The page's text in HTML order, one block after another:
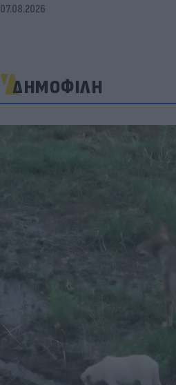
07.08.2026
ΔΗΜΟΦΙΛΗ